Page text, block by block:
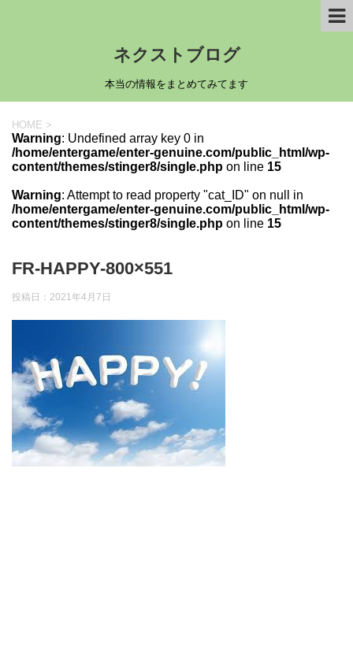
ネクストブログ
本当の情報をまとめてみてます
HOME >
Warning: Undefined array key 0 in
/home/entergame/enter-genuine.com/public_html/wp-
content/themes/stinger8/single.php on line 15
Warning: Attempt to read property "cat_ID" on null in
/home/entergame/enter-genuine.com/public_html/wp-
content/themes/stinger8/single.php on line 15
FR-HAPPY-800×551
投稿日： 2021年4月7日